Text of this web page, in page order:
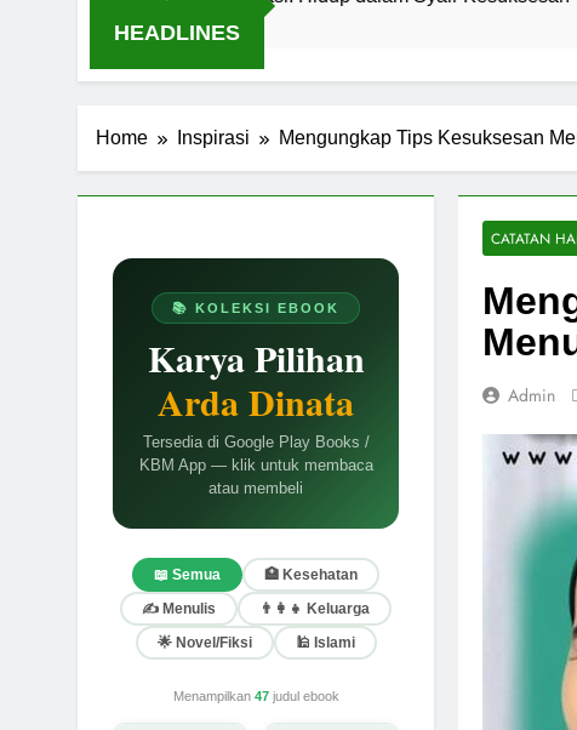
HEADLINES
Home Inspirasi Mengungkap Tips Kesuksesan
📚 KOLEKSI EBOOK
Karya Pilihan
Arda Dinata
Tersedia di Google Play Books /
KBM App — klik untuk membaca
atau membeli
📖 Semua
🏥 Kesehatan
✍️ Menulis
👨‍👩‍👧 Keluarga
🌟 Novel/Fiksi
🕌 Islami
Menampilkan 47judul ebook
CATATAN
Admin